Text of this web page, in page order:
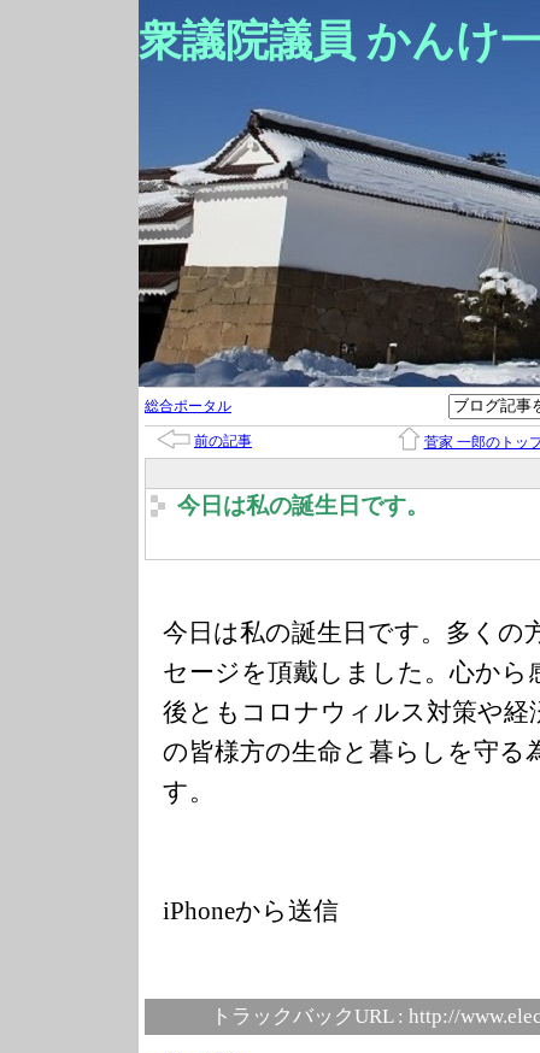
衆議院議員 かんけ
総合ポータル
前の記事 菅家 一郎のトッ
今日は私の誕生日です。
今日は私の誕生日です。多くの
セージを頂戴しました。心から
後ともコロナウィルス対策や経
の皆様方の生命と暮らしを守る
す。
iPhoneから送信
トラックバックURL : http://